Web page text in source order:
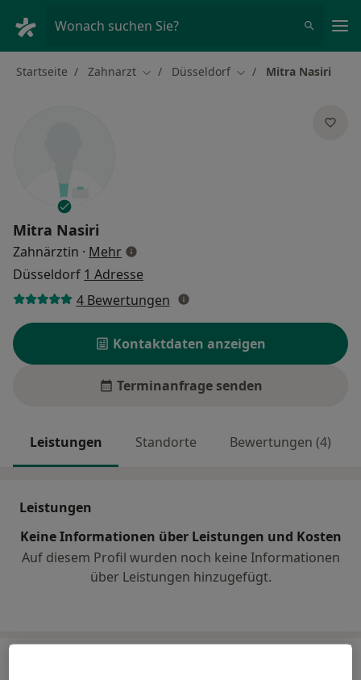
Wonach suchen Sie?
Startseite Zahnarzt Stadt ändern
Düsseldorf Stadt ändern
Mitra Nasiri
Mitra Nasiri
Zahnärztin · Mehrüber Spezialisierungen
Düsseldorf 1 Adresse
4 Bewertungen
Kontaktdaten anzeigen
Terminanfrage senden
Leistungen Standorte Bewertungen (4)
Leistungen
Keine Informationen über Leistungen und Kosten
Auf diesem Profil wurden noch keine Informationen
über Leistungen hinzugefügt.